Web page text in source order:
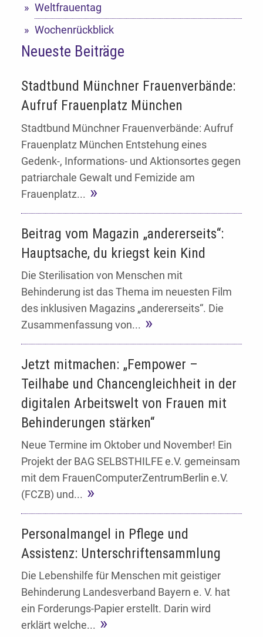
Weltfrauentag
Wochenrückblick
Neueste Beiträge
Stadtbund Münchner Frauenverbände:
Aufruf Frauenplatz München
Stadtbund Münchner Frauenverbände: Aufruf
Frauenplatz München Entstehung eines
Gedenk-, Informations- und Aktionsortes gegen
patriarchale Gewalt und Femizide am
Frauenplatz...
Beitrag vom Magazin „andererseits“:
Hauptsache, du kriegst kein Kind
Die Sterilisation von Menschen mit
Behinderung ist das Thema im neuesten Film
des inklusiven Magazins „andererseits“. Die
Zusammenfassung von...
Jetzt mitmachen: „Fempower –
Teilhabe und Chancengleichheit in der
digitalen Arbeitswelt von Frauen mit
Behinderungen stärken“
Neue Termine im Oktober und November! Ein
Projekt der BAG SELBSTHILFE e.V. gemeinsam
mit dem FrauenComputerZentrumBerlin e.V.
(FCZB) und...
Personalmangel in Pflege und
Assistenz: Unterschriftensammlung
Die Lebenshilfe für Menschen mit geistiger
Behinderung Landesverband Bayern e. V. hat
ein Forderungs-Papier erstellt. Darin wird
erklärt welche...